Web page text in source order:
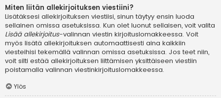
Miten liitän allekirjoituksen viestiini?
Lisätäksesi allekirjoituksen viestiisi, sinun täytyy ensin luoda
sellainen omissa asetuksissa. Kun olet luonut sellaisen, voit valita
Lisää allekirjoitus-valinnan viestin kirjoituslomakkeessa. Voit
myös lisätä allekirjoituksen automaattisesti aina kaikkiin
viesteihisi tekemällä valinnan omissa asetuksissa. Jos teet niin,
voit silti estää allekirjoituksen liittämisen yksittäiseen viestiin
poistamalla valinnan viestinkirjoituslomakkeessa.
Ylös